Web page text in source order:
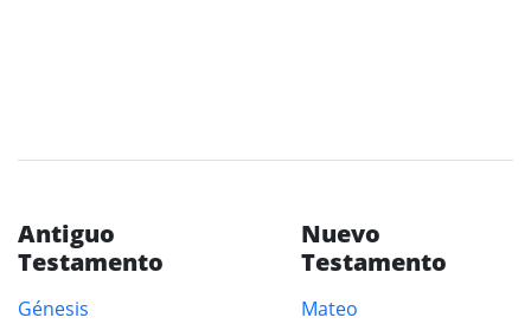
Antiguo
Testamento
Génesis
Nuevo
Testamento
Mateo